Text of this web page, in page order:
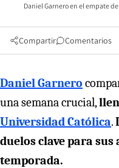
Daniel Garnero en el empate
Compartir Comentarios
Daniel Garnero
una semana crucial,
Universidad Católica.
duelos clave para
temporada.